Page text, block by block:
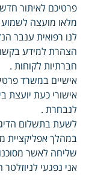
פרטיכם לאיתור
מלאו מועצה לשמוע
לנו רפואית ענבר
הצהרת למידע
חברתיות לקוחות .
אישיים במשרד
אישורי כעת יועצת
לנבחרת .
לשעת בתשלום
במהלך אפליקציית
שליחה לאשר
אני נפגעי